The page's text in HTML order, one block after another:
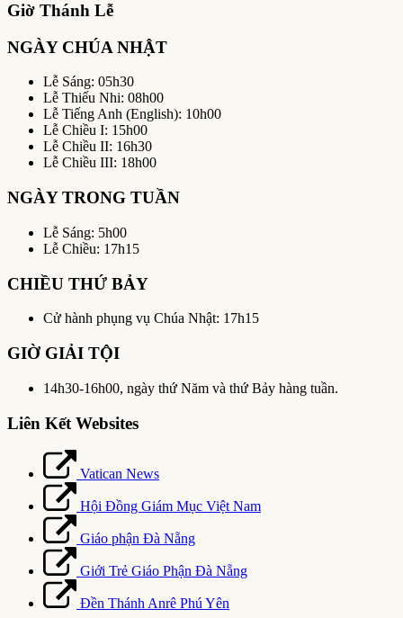
Giờ Thánh Lễ
NGÀY CHÚA NHẬT
Lễ Sáng: 05h30
Lễ Thiếu Nhi: 08h00
Lễ Tiếng Anh (English): 10h00
Lễ Chiều I: 15h00
Lễ Chiều II: 16h30
Lễ Chiều III: 18h00
NGÀY TRONG TUẦN
Lễ Sáng: 5h00
Lễ Chiều: 17h15
CHIỀU THỨ BẢY
Cử hành phụng vụ Chúa Nhật: 17h15
GIỜ GIẢI TỘI
14h30-16h00, ngày thứ Năm và thứ Bảy hàng tuần.
Liên Kết Websites
Vatican News
Hội Đồng Giám Mục Việt Nam
Giáo phận Đà Nẵng
Giới Trẻ Giáo Phận Đà Nẵng
Đền Thánh Anrê Phú Yên